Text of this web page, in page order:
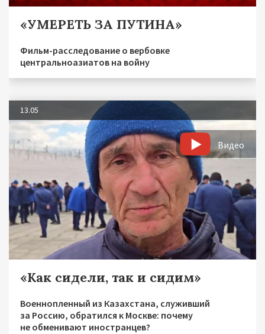
«УМЕРЕТЬ ЗА ПУТИНА»
Фильм-расследование о вербовке
центральноазиатов на войну
13.05
Видео
«Как сидели, так и сидим»
Военнопленный из Казахстана, служивший
за Россию, обратился к Москве: почему
не обменивают иностранцев?